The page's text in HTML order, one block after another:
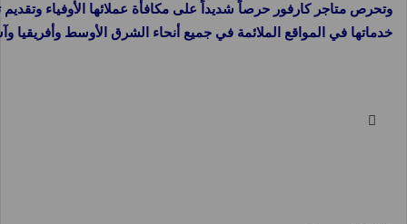
وتحرص متاجر كارفور حرصاً شديداً على مكافأة عملائها الأوفياء
خدماتها في المواقع الملائمة في جميع أنحاء الشرق الأوسط وأفريقيا